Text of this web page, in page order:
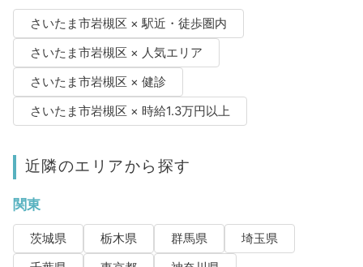
さいたま市岩槻区 × 駅近・徒歩圏内
さいたま市岩槻区 × 人気エリア
さいたま市岩槻区 × 健診
さいたま市岩槻区 × 時給1.3万円以上
近隣のエリアから探す
関東
茨城県 栃木県 群馬県
埼玉県